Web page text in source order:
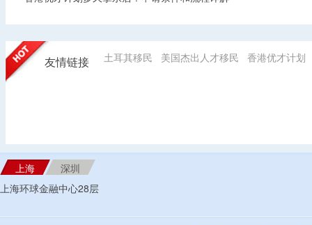
友情链接 土耳其移民 美国杰出人才移民 香港优才计划
上海
深圳
上海环球金融中心28层